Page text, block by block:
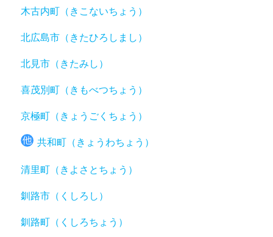
木古内町（きこないちょう）
北広島市（きたひろしまし）
北見市（きたみし）
喜茂別町（きもべつちょう）
京極町（きょうごくちょう）
共和町（きょうわちょう）
清里町（きよさとちょう）
釧路市（くしろし）
釧路町（くしろちょう）